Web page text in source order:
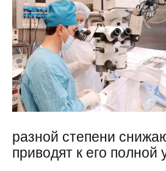
разной степени
приводят к его полной